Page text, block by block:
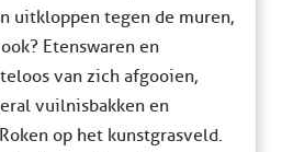
uitkloppen tegen de muren,
Etenswaren en
van zich afgooien,
vuilnisbakken en
op het kunstgrasveld.